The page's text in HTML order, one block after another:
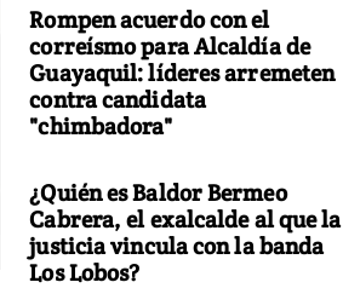
Rompen acuerdo con el
correísmo para Alcaldía de
Guayaquil: líderes arremeten
contra candidata
"chimbadora"
¿Quién es Baldor Bermeo
Cabrera, el exalcalde al que la
justicia vincula con la banda
Los Lobos?